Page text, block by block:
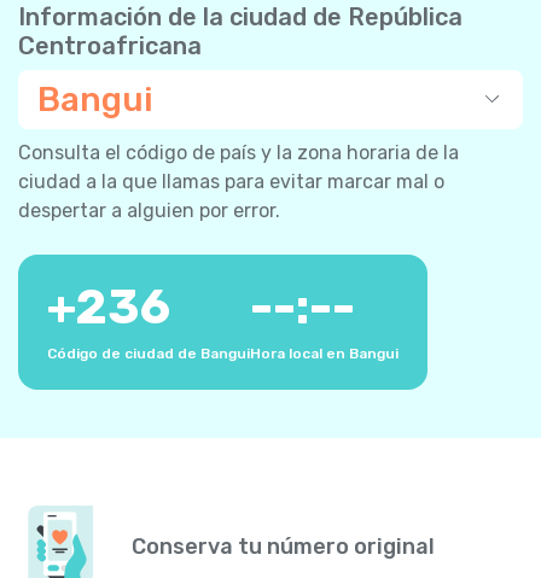
Información de la ciudad de República
Centroafricana
Bangui
Consulta el código de país y la zona horaria de la
ciudad a la que llamas para evitar marcar mal o
despertar a alguien por error.
+236
Código de ciudad de Bangui
--:--
Hora local en Bangui
Conserva tu número original